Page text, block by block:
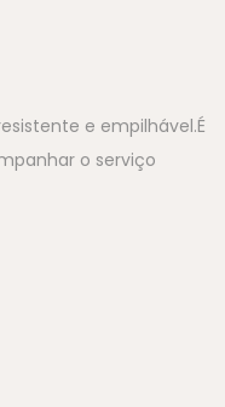
e empilhável.É
o serviço